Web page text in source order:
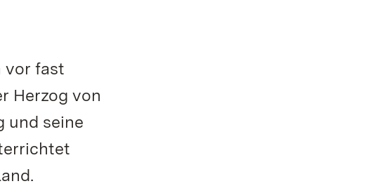
vor fast
Herzog von
und seine